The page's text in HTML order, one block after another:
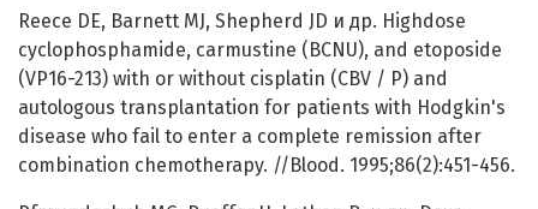
Reece DE, Barnett MJ, Shepherd JD и др. Highdose
cyclophosphamide, carmustine (BCNU), and etoposide
(VP16-213) with or without cisplatin (CBV / P) and
autologous transplantation for patients with Hodgkin's
disease who fail to enter a complete remission after
combination chemotherapy. //Blood. 1995;86(2):451-456.